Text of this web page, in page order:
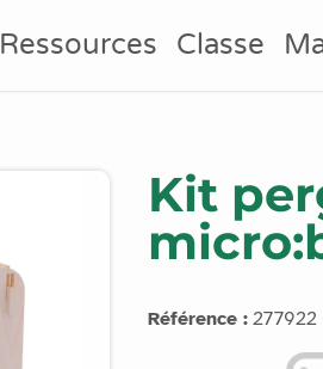
Ressources Classe
Kit
Référence : 277922